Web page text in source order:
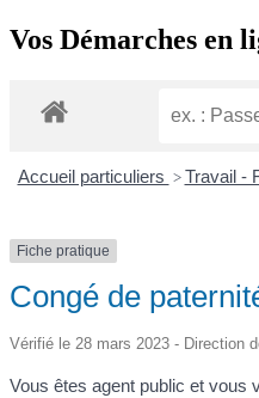
Vos Démarches en
Accueil particuliers > Travail -
Fiche pratique
Congé de
Vérifié le 28 mars 2023 - Direction
Vous êtes agent public et vous